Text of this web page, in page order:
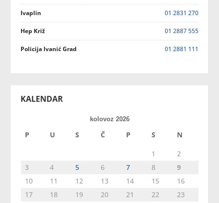
Ivaplin 01 2831 270
Hep Križ 01 2887 555
Policija Ivanić Grad 01 2881 111
KALENDAR
kolovoz 2026
P U S Č P S N
1
2
3
4 5 6 7 8
9
10
11 12 13 14 15
16
17
18 19 20 21 22
23